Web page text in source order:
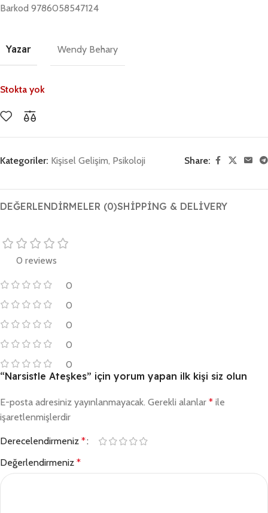
Barkod 9786058547124
Yazar Wendy Behary
Stokta yok
Kategoriler: Kişisel Gelişim, Psikoloji Share:
DEĞERLENDIRMELER (0)SHIPPING & DELIVERY
0 reviews
0
0
0
0
0
“Narsistle Ateşkes” için yorum yapan ilk kişi siz olun
E-posta adresiniz yayınlanmayacak. Gerekli alanlar * ile
işaretlenmişlerdir
Derecelendirmeniz *
Değerlendirmeniz *